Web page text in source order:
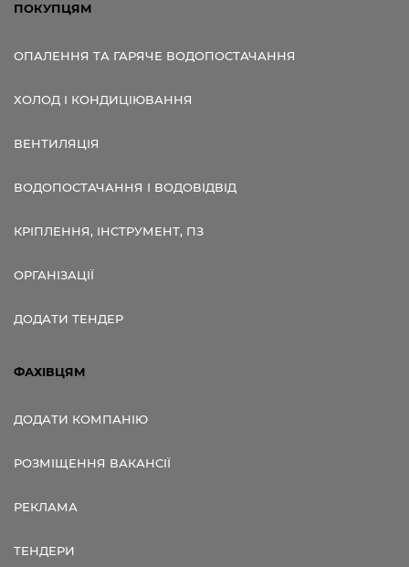
ПОКУПЦЯМ
ОПАЛЕННЯ ТА ГАРЯЧЕ ВОДОПОСТАЧАННЯ
ХОЛОД І КОНДИЦІЮВАННЯ
ВЕНТИЛЯЦІЯ
ВОДОПОСТАЧАННЯ І ВОДОВІДВІД
КРІПЛЕННЯ, ІНСТРУМЕНТ, ПЗ
ОРГАНІЗАЦІЇ
ДОДАТИ ТЕНДЕР
ФАХІВЦЯМ
ДОДАТИ КОМПАНІЮ
РОЗМІЩЕННЯ ВАКАНСІЇ
РЕКЛАМА
ТЕНДЕРИ